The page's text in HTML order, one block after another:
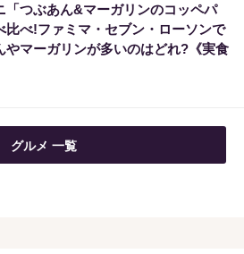
「つぶあん&マーガリンのコッペパ
比べ!ファミマ・セブン・ローソンで
やマーガリンが多いのはどれ?《実食
グルメ 一覧